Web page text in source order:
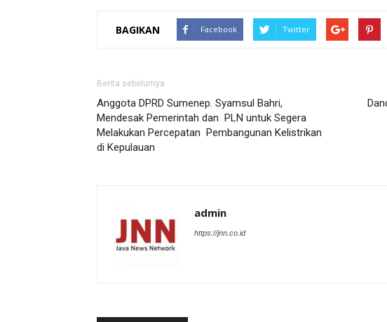
BAGIKAN Facebook Twitter
Berita sebelumya
Anggota DPRD Sumenep. Syamsul Bahri,
Mendesak Pemerintah dan PLN untuk Segera
Melakukan Percepatan Pembangunan Kelistrikan
di Kepulauan
admin
https://jnn.co.id